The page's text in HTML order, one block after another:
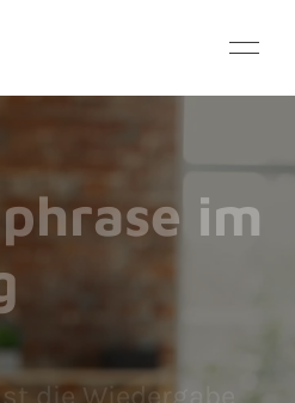
im
die Wiedergabe